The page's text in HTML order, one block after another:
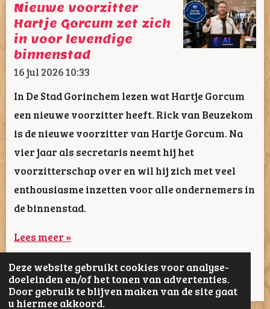
Deze website gebruikt cookies voor analyse-
doeleinden en/of het tonen van advertenties.
Door gebruik te blijven maken van de site gaat
u hiermee akkoord.
Nieuwe voorzitter
Hartje Gorcum zet zich
in voor levendige
binnenstad
16 jul 202610:33
In De Stad Gorinchem lezen wat Hartje Gorcum
een nieuwe voorzitter heeft. Rick van Beuzekom
is de nieuwe voorzitter van Hartje Gorcum. Na
vier jaar als secretaris neemt hij het
voorzitterschap over en wil hij zich met veel
enthousiasme inzetten voor alle ondernemers in
de binnenstad.
Lees meer »
1 2 3 4 5 62